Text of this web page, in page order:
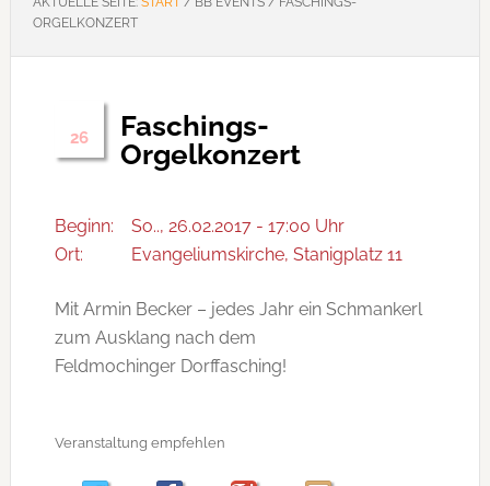
ORGELKONZERT
26
Faschings-
Orgelkonzert
Beginn:
So.., 26.02.2017 - 17:00 Uhr
Ort:
Evangeliumskirche, Stanigplatz 11
Mit Armin Becker – jedes Jahr ein Schmankerl
zum Ausklang nach dem
Feldmochinger Dorffasching!
Veranstaltung empfehlen